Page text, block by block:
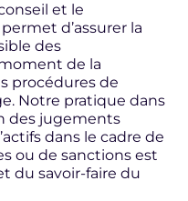
et le
d’assurer la
des
de la
procédures de
Notre pratique dans
des jugements
dans le cadre de
ou de sanctions est
du savoir-faire du